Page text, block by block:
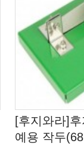
[후지와라]
예용 작두